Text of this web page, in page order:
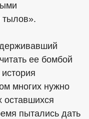
тылов».
ее бомбой
многих нужно
оставшихся
пытались дать